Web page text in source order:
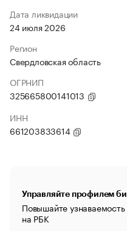
Дата ликвидации
24 июля 2026
Регион
Свердловская область
ОГРНИП
325665800141013
ИНН
661203833614
Управляйте профилем
Повышайте
на РБК